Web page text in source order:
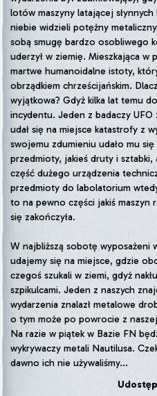
lotów maszyny latającej
niebie widzieli potężny
sobą smugę bardzo osobliwego
uderzył w ziemię. Mieszkająca w
martwe humanoidalne istoty,
obrządkiem chrześcijańskim.
wyjątkowa? Gdyż kilka lat temu
incydentu. Jeden z badaczy
udał się na miejsce katastrofy z
swojemu zdumieniu udało mu
przedmioty, jakieś druty i sztabki,
część dużego urządzenia
przedmioty do labolatorium
to na pewno części jakiś maszyn
się zakończyła.
W najbliższą sobotę wyposażeni
udajemy się na miejsce, gdzie
czegoś szukali w ziemi, gdyż
szpikulcami. Jeden z naszych
wydarzenia znalazł metalowe
o tym może po powrocie z
Na razie w piątek w Bazie FN
wykrywaczy metali Nautilusa.
dawno ich nie używaliśmy...